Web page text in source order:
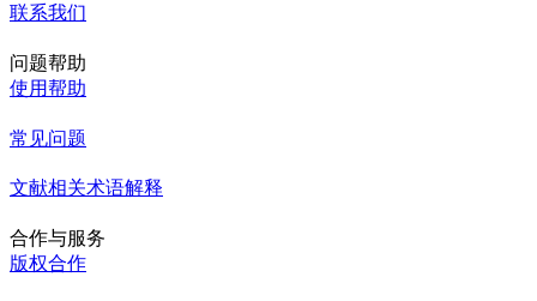
联系我们
问题帮助
使用帮助
常见问题
文献相关术语解释
合作与服务
版权合作